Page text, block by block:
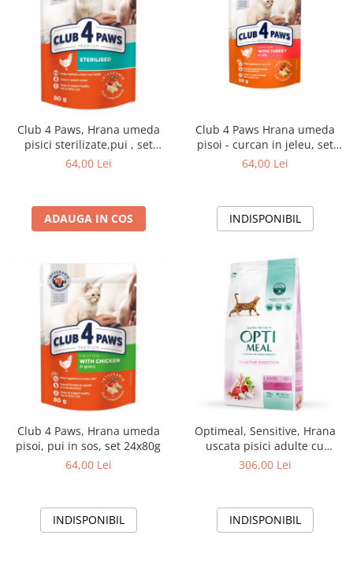
Club 4 Paws, Hrana umeda
pisici sterilizate,pui , set
24x80g
64,00 Lei
ADAUGA IN COS
Club 4 Paws Hrana umeda
pisoi - curcan in jeleu, set
24*80g
64,00 Lei
INDISPONIBIL
Club 4 Paws, Hrana umeda
pisoi, pui in sos, set 24x80g
64,00 Lei
INDISPONIBIL
Optimeal, Sensitive, Hrana
uscata pisici adulte cu
digestie sensibila, Miel, 10kg
306,00 Lei
INDISPONIBIL